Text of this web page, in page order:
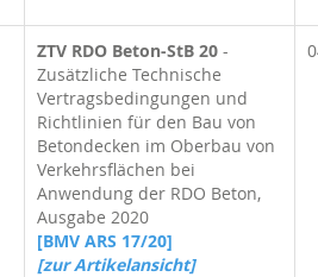
ZTV RDO Beton-StB 20 -
Zusätzliche Technische
Vertragsbedingungen und
Richtlinien für den Bau von
Betondecken im Oberbau von
Verkehrsflächen bei
Anwendung der RDO Beton,
Ausgabe 2020
[BMV ARS 17/20]
[zur Artikelansicht]